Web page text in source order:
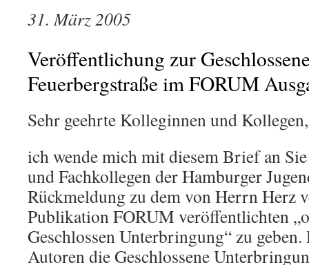
31. März 2005
Veröffentlichung zur
Feuerbergstraße im FORUM
Sehr geehrte Kolleginnen und Kollegen,
ich wende mich mit diesem Brief an
und Fachkollegen der Hamburger
Rückmeldung zu dem von Herrn Herz
Publikation FORUM veröffentlichten
Geschlossen Unterbringung“ zu
Autoren die Geschlossene